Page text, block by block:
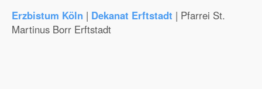
Erzbistum Köln | Dekanat Erftstadt | Pfarrei St.
Martinus Borr Erftstadt